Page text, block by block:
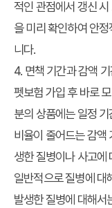
적인 관점에서 갱신
을 미리 확인하여 안
니다.
4. 면책 기간과 감액
펫보험 가입 후 바로
분의 상품에는 일정
비율이 줄어드는 감액
생한 질병이나 사고에
일반적으로 질병에 대
발생한 질병에 대해서